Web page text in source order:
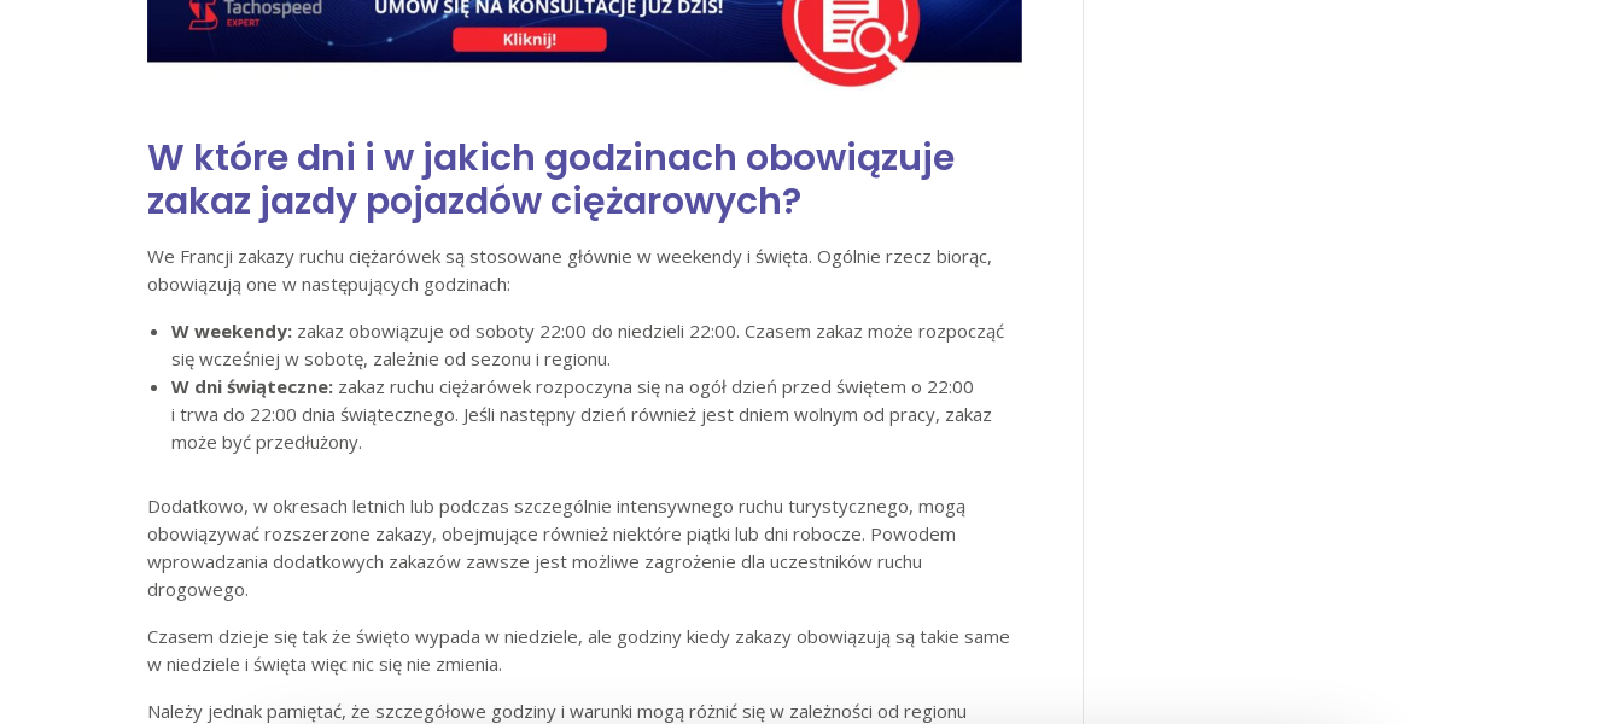
W które dni i w jakich godzinach obowiązuje
zakaz jazdy pojazdów ciężarowych?
We Francji zakazy ruchu ciężarówek są stosowane głównie w weekendy i święta. Ogólnie rzecz biorąc,
obowiązują one w następujących godzinach:
W weekendy: zakaz obowiązuje od soboty 22:00 do niedzieli 22:00. Czasem zakaz może rozpocząć
się wcześniej w sobotę, zależnie od sezonu i regionu.
W dni świąteczne: zakaz ruchu ciężarówek rozpoczyna się na ogół dzień przed świętem o 22:00
i trwa do 22:00 dnia świątecznego. Jeśli następny dzień również jest dniem wolnym od pracy, zakaz
może być przedłużony.
Dodatkowo, w okresach letnich lub podczas szczególnie intensywnego ruchu turystycznego, mogą
obowiązywać rozszerzone zakazy, obejmujące również niektóre piątki lub dni robocze. Powodem
wprowadzania dodatkowych zakazów zawsze jest możliwe zagrożenie dla uczestników ruchu
drogowego.
Czasem dzieje się tak że święto wypada w niedziele, ale godziny kiedy zakazy obowiązują są takie same
w niedziele i święta więc nic się nie zmienia.
Należy jednak pamiętać, że szczegółowe godziny i warunki mogą różnić się w zależności od regionu